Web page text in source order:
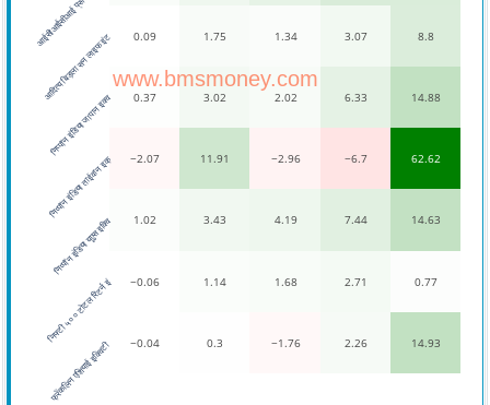
0.09 1.75 1.34 3.07 8.8
0.37 3.02 2.02 6.33 14.88
−2.07 11.91 −2.96 −6.7 62.62
1.02 3.43 4.19 7.44 14.63
−0.06 1.14 1.68 2.71 0.77
−0.04 0.3 −1.76 2.26 14.93
फ्रेंकलिन एशियाई इक्विटी
निफ्टी ५०० टोटल रिटर्न इं
निप्पॉन इंडिया यूएस इक्वि
निप्पॉन इंडिया ताईवान इक्
निप्पॉन इंडिया जापान इक्व
आदित्य बिड़ला सन लाइफ इंटwww.bmsmoney.com